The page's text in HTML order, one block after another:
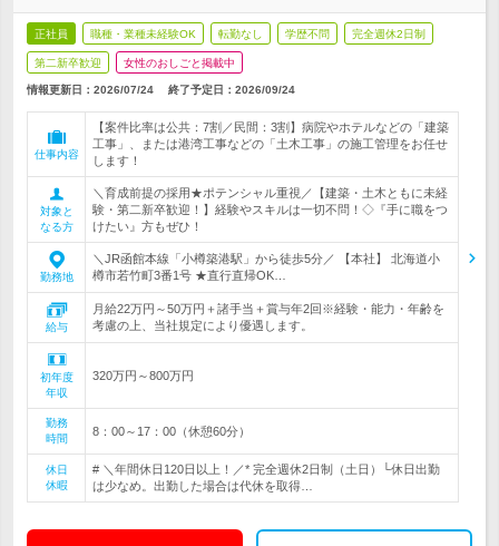
正社員 職種・業種未経験OK 転勤なし 学歴不問 完全週休2日制
第二新卒歓迎 女性のおしごと掲載中
情報更新日：2026/07/24 終了予定日： 2026/09/24
仕事内容
【案件比率は公共：7割／民間：3割】病院やホテルなどの「建築
工事」、または港湾工事などの「土木工事」の施工管理をお任せ
します！
対象と
なる方
＼育成前提の採用★ポテンシャル重視／【建築・土木ともに未経
験・第二新卒歓迎！】経験やスキルは一切不問！◇『手に職をつ
けたい』方もぜひ！
勤務地
＼JR函館本線「小樽築港駅」から徒歩5分／ 【本社】 北海道小
樽市若竹町3番1号 ★直行直帰OK…
給与
月給22万円～50万円＋諸手当＋賞与年2回※経験・能力・年齢を
考慮の上、当社規定により優遇します。
初年度
年収
320万円～800万円
勤務
時間
8：00～17：00（休憩60分）
休日
休暇
# ＼年間休日120日以上！／* 完全週休2日制（土日）└休日出勤
は少なめ。出勤した場合は代休を取得…